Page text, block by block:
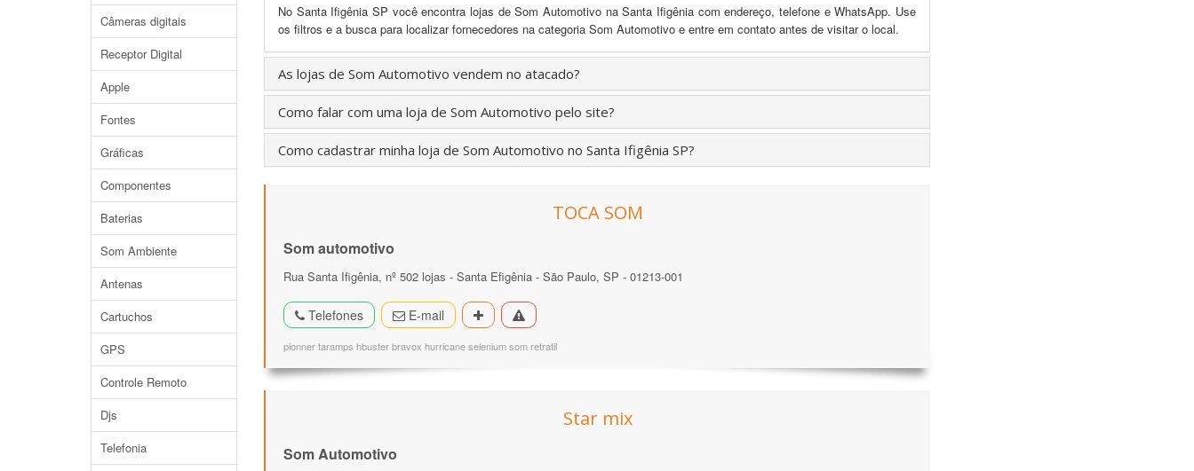
Câmeras digitais
Receptor Digital
Apple
Fontes
Gráficas
Componentes
Baterias
Som Ambiente
Antenas
Cartuchos
GPS
Controle Remoto
Djs
Telefonia
No Santa Ifigênia SP você encontra lojas de Som Automotivo na Santa Ifigênia com endereço, telefone e WhatsApp. Use
os filtros e a busca para localizar fornecedores na categoria Som Automotivo e entre em contato antes de visitar o local.
As lojas de Som Automotivo vendem no atacado?
Como falar com uma loja de Som Automotivo pelo site?
Como cadastrar minha loja de Som Automotivo no Santa Ifigênia SP?
TOCA SOM
Som automotivo
Rua Santa Ifigênia, nº 502 lojas - Santa Efigênia - São Paulo, SP - 01213-001
Telefones E-mail
pionner taramps hbuster bravox hurricane selenium som retratil
Star mix
Som Automotivo